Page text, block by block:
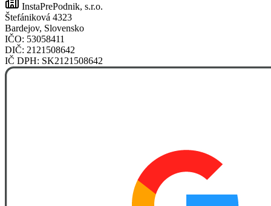
InstaPrePodnik, s.r.o.
Štefániková 4323
Bardejov, Slovensko
IČO: 53058411
DIČ: 2121508642
IČ DPH: SK2121508642